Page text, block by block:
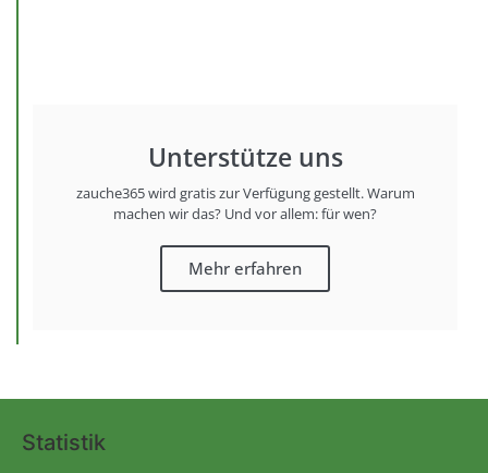
Unterstütze uns
zauche365 wird gratis zur Verfügung gestellt. Warum
machen wir das? Und vor allem: für wen?
Mehr erfahren
Statistik